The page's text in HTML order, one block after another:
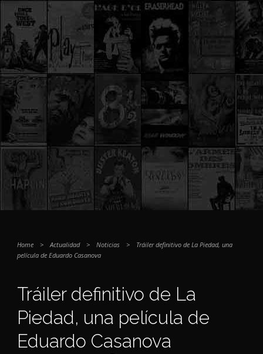
Home > Actualidad > Noticias >
Tráiler definitivo de La Piedad, una
película de Eduardo Casanova
Tráiler definitivo de La
Piedad, una película de
Eduardo Casanova